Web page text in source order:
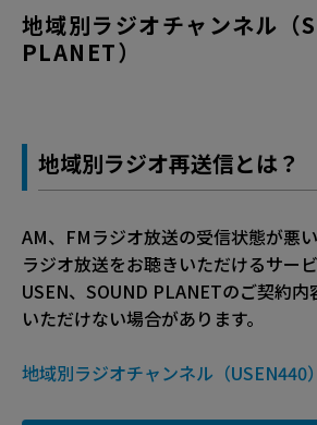
地域別ラジオチャンネル（
PLANET）
地域別ラジオ再送信とは？
AM、FMラジオ放送の受信状態が悪
ラジオ放送をお聴きいただけるサービ
USEN、SOUND PLANETのご契約内
いただけない場合があります。
地域別ラジオチャンネル（USEN440